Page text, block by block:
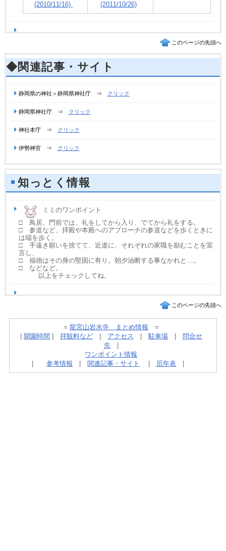
(2010/11/16)
(2011/10/26)
このページの先頭へ
◆関連記事・サイト
静岡県の神社＞静岡県神社庁 ⇒ クリック
静岡県神社庁 ⇒ クリック
神社本庁 ⇒ クリック
伊勢神宮 ⇒ クリック
知っとく情報
ミミのワンポイント
□ 鳥居、門前では、礼をしてから入り、でてから礼をする。
□ 参道など、拝殿や本殿へのアプローチの参道などを歩くときに
は端を歩く。
□ 手遠き願いを捨てて、近道に、それぞれの家職を励むことを宣
言し、
□ 福徳はその身の堅固に有り。朝夕油断する事なかれと…。
□ などなど。
以上をチェックしてね。
このページの先頭へ
= 龍宮山岩水寺 まとめ情報 =
開園時間 拝観料など| アクセス |駐車場| 問合せ
先|
ワンポイント情報
参考情報 関連記事・サイト 厄年表|